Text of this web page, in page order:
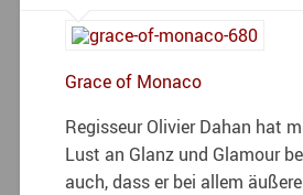
Grace of Monaco
Regisseur Olivier Dahan hat
Lust an Glanz und Glamour
auch, dass er bei allem